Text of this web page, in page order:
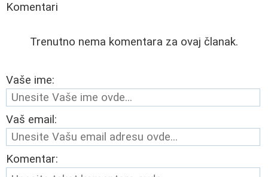
Komentari
Trenutno nema komentara za ovaj članak.
Vaše ime:
Vaš email:
Komentar: